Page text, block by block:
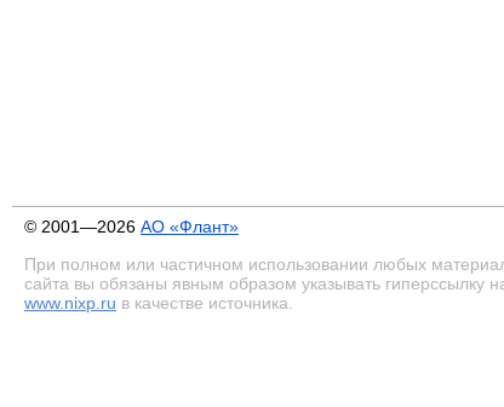
© 2001—2026 АО «Флант»
При полном или частичном использовании любых
сайта вы обязаны явным образом указывать гиперссылку
www.nixp.ru в качестве источника.